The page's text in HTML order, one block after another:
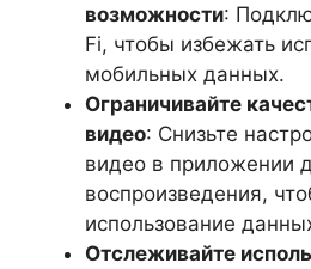
возможности:
Fi, чтобы избежать
мобильных данных.
Ограничивайте
видео: Снизьте
видео в приложении
воспроизведения,
использование
Отслеживайте